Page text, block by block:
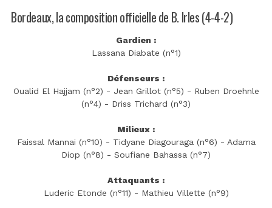
Bordeaux, la composition officielle de B. Irles (4-4-2)
Gardien :
Lassana Diabate (n°1)
Défenseurs :
Oualid El Hajjam (n°2) - Jean Grillot (n°5) - Ruben Droehnle
(n°4) - Driss Trichard (n°3)
Milieux :
Faissal Mannai (n°10) - Tidyane Diagouraga (n°6) - Adama
Diop (n°8) - Soufiane Bahassa (n°7)
Attaquants :
Luderic Etonde (n°11) - Mathieu Villette (n°9)